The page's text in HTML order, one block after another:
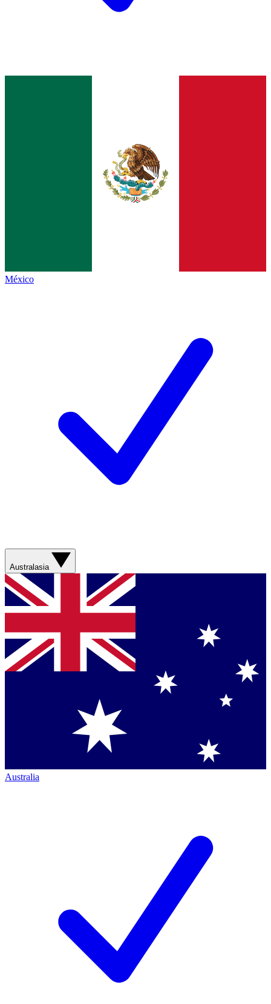
México
Australasia
Australia